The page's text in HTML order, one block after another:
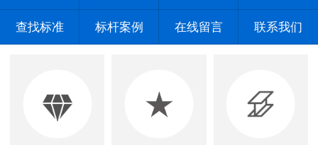
查找标准 标杆案例 在线留言 联系我们